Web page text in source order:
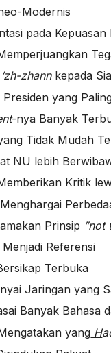
Modernis
pada Kepuasan
zhannkepada
Presiden yang
-nya Banyak
Tidak Mudah
NU lebih
Kritik
Prinsip ”not
Referensi
Terbuka
Jaringan yang
Banyak Bahasa
yang H